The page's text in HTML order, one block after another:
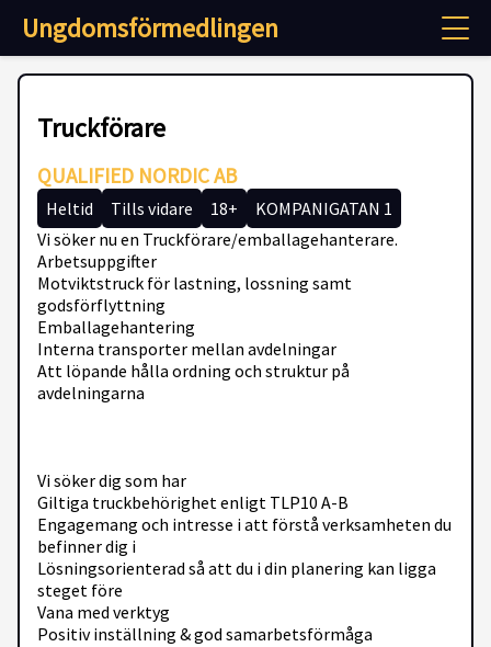
Ungdomsförmedlingen
Truckförare
QUALIFIED NORDIC AB
Heltid Tills vidare 18+
KOMPANIGATAN 1
Vi söker nu en Truckförare/emballagehanterare.
Arbetsuppgifter
Motviktstruck för lastning, lossning samt
godsförflyttning
Emballagehantering
Interna transporter mellan avdelningar
Att löpande hålla ordning och struktur på
avdelningarna
Vi söker dig som har
Giltiga truckbehörighet enligt TLP10 A-B
Engagemang och intresse i att förstå verksamheten du
befinner dig i
Lösningsorienterad så att du i din planering kan ligga
steget före
Vana med verktyg
Positiv inställning & god samarbetsförmåga